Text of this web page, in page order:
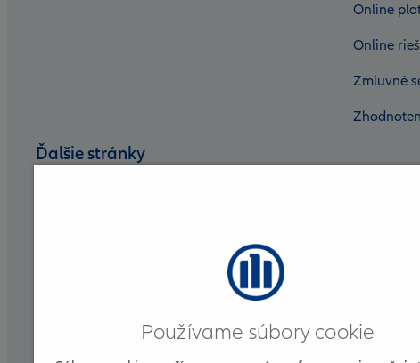
Online
Online
Zmluvné
Ďalšie stránky
Používame súbory cookie